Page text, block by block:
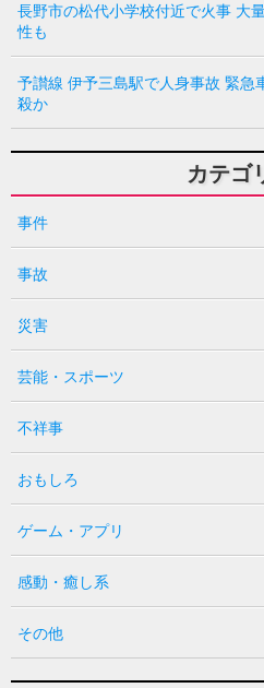
長野市の松代小学校付近で火事 大
性も
予讃線 伊予三島駅で人身事故 緊急
殺か
カテゴ
事件
事故
災害
芸能・スポーツ
不祥事
おもしろ
ゲーム・アプリ
感動・癒し系
その他